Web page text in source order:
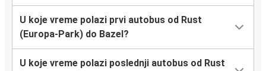
U koje vreme polazi prvi autobus od Rust
(Europa-Park) do Bazel?
U koje vreme polazi poslednji autobus od Rust